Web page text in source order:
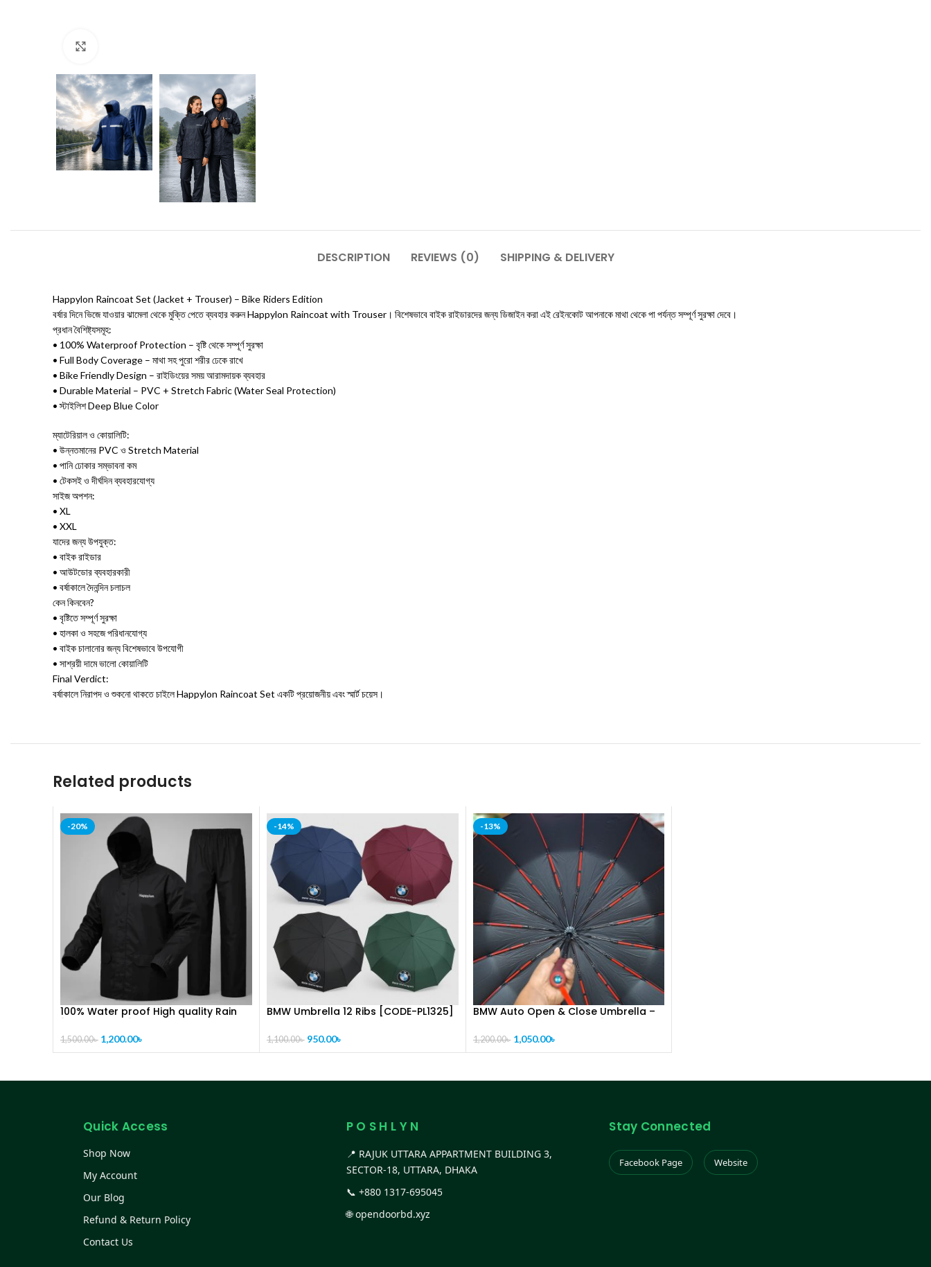
DESCRIPTION REVIEWS (0) SHIPPING & DELIVERY
Happylon Raincoat Set (Jacket + Trouser) – Bike Riders Edition
বর্ষার দিনে ভিজে যাওয়ার ঝামেলা থেকে মুক্তি পেতে ব্যবহার করুন Happylon Raincoat with Trouser। বিশেষভাবে বাইক রাইডারদের জন্য ডিজাইন করা এই রেইনকোট আপনাকে মাথা থেকে পা পর্যন্ত সম্পূর্ণ সুরক্ষা দেবে।
প্রধান বৈশিষ্ট্যসমূহ:
• 100% Waterproof Protection – বৃষ্টি থেকে সম্পূর্ণ সুরক্ষা
• Full Body Coverage – মাথা সহ পুরো শরীর ঢেকে রাখে
• Bike Friendly Design – রাইডিংয়ের সময় আরামদায়ক ব্যবহার
• Durable Material – PVC + Stretch Fabric (Water Seal Protection)
• স্টাইলিশ Deep Blue Color
ম্যাটেরিয়াল ও কোয়ালিটি:
• উন্নতমানের PVC ও Stretch Material
• পানি ঢোকার সম্ভাবনা কম
• টেকসই ও দীর্ঘদিন ব্যবহারযোগ্য
সাইজ অপশন:
• XL
• XXL
যাদের জন্য উপযুক্ত:
• বাইক রাইডার
• আউটডোর ব্যবহারকারী
• বর্ষাকালে দৈনন্দিন চলাচল
কেন কিনবেন?
• বৃষ্টিতে সম্পূর্ণ সুরক্ষা
• হালকা ও সহজে পরিধানযোগ্য
• বাইক চালানোর জন্য বিশেষভাবে উপযোগী
• সাশ্রয়ী দামে ভালো কোয়ালিটি
Final Verdict:
বর্ষাকালে নিরাপদ ও শুকনো থাকতে চাইলে Happylon Raincoat Set একটি প্রয়োজনীয় এবং স্মার্ট চয়েস।
Related products
-20%
100% Water proof High quality Rain
1,500.00৳ 1,200.00৳
-14%
BMW Umbrella 12 Ribs [CODE-PL1325]
1,100.00৳ 950.00৳
-13%
BMW Auto Open & Close Umbrella –
PL1326]
1,200.00৳ 1,050.00৳
Quick Access
Shop Now
My Account
Our Blog
Refund & Return Policy
Contact Us
P O S H L Y N
📍 RAJUK UTTARA APPARTMENT BUILDING 3,
SECTOR-18, UTTARA, DHAKA
📞 +880 1317-695045
🌐opendoorbd.xyz
Stay Connected
Facebook Page Website